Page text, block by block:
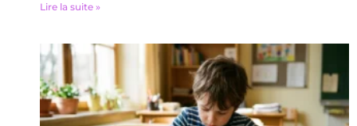
Lire la suite »